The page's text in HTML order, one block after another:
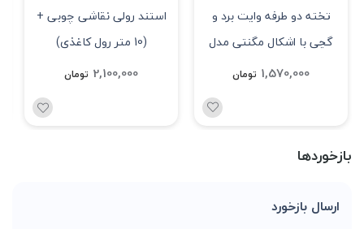
تخته دو طرفه وایت برد و
گچی با اشکال مگنتی مدل
1639
1,570,000 تومان
استند رولی نقاشی چوبی +
(10 متر رول کاغذی)
2,100,000 تومان
بازخوردها
ارسال بازخورد